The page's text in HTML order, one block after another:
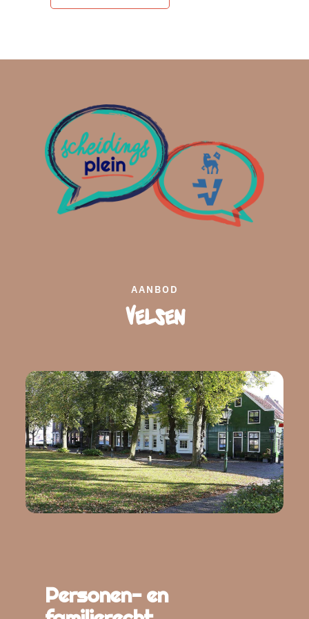
AANBOD
Velsen
Personen- en